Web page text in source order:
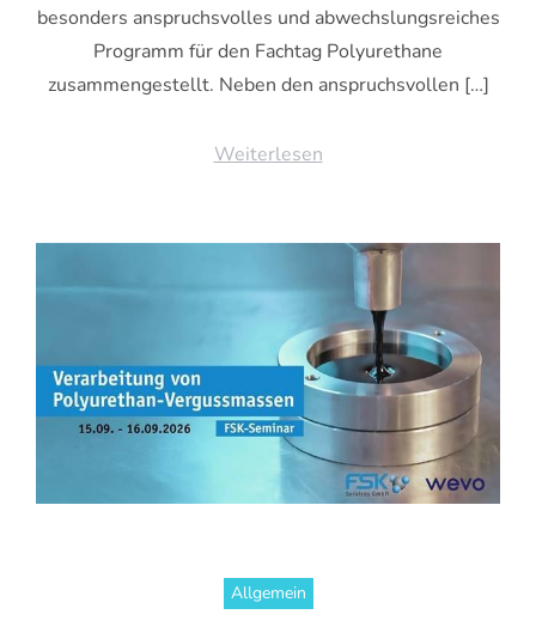
besonders anspruchsvolles und abwechslungsreiches
Programm für den Fachtag Polyurethane
zusammengestellt. Neben den anspruchsvollen […]
Weiterlesen
Allgemein